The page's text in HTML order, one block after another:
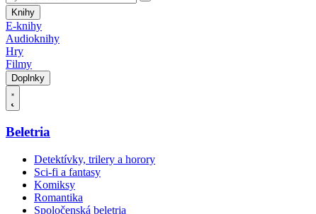
Knihy
E-knihy
Audioknihy
Hry
Filmy
Doplnky
Beletria
Detektívky, trilery a horory
Sci-fi a fantasy
Komiksy
Romantika
Spoločenská beletria